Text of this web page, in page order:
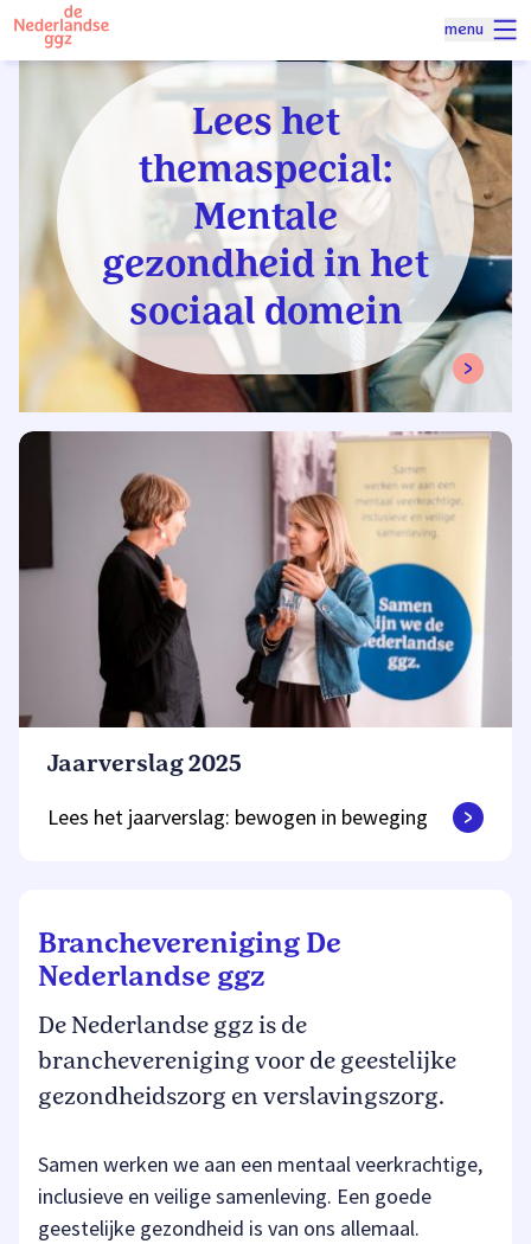
Spring naar hoofdinhoud
menu
Lees het
themaspecial:
Mentale
gezondheid in het
sociaal domein
Jaarverslag 2025
Lees het jaarverslag: bewogen in beweging
Branchevereniging De
Nederlandse ggz
De Nederlandse ggz is de
branchevereniging voor de geestelijke
gezondheidszorg en verslavingszorg.
Samen werken we aan een mentaal veerkrachtige,
inclusieve en veilige samenleving. Een goede
geestelijke gezondheid is van ons allemaal.